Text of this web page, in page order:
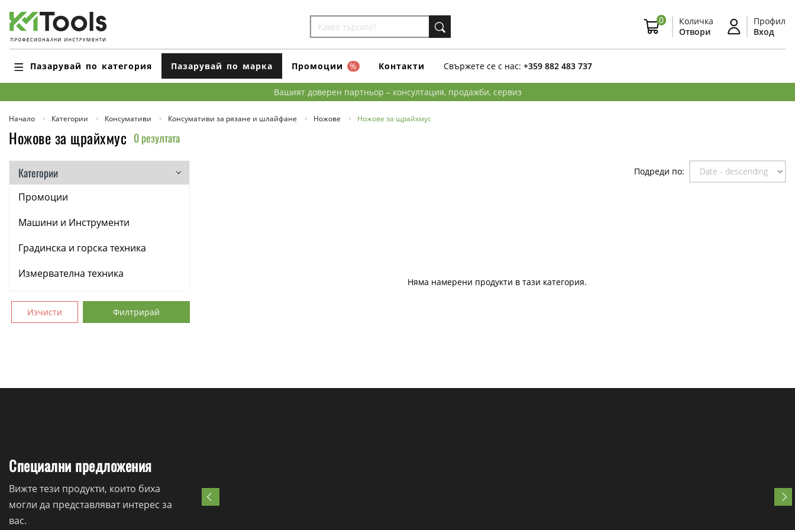
0
Количка
Отвори
Профил
Вход
Пазарувай по категория Пазарувай по марка Промоции % Контакти Свържете се с нас: +359 882 483 737
Вашият доверен партньор – консултация, продажби, сервиз
Начало Категории Консумативи Консумативи за рязане и шлайфане Ножове Ножове за щрайхмус
Ножове за щрайхмус 0 резултата
Категории
Промоции
Машини и Инструменти
Градинска и горска техника
Измервателна техника
Аксесоари
Консумативи
Изчисти Филтрирай
Подреди по:
Няма намерени продукти в тази категория.
Специални предложения
Вижте тези продукти, които биха
могли да представляват интерес за
вас.